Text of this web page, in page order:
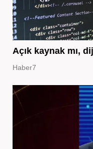
Açık kaynak mı,
Haber7